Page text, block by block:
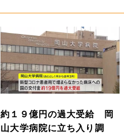
約１９億円の過大受給 岡
山大学病院に立ち入り調